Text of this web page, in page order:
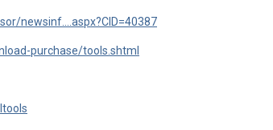
newsinf....aspx?CID=40387
purchase/tools.shtml